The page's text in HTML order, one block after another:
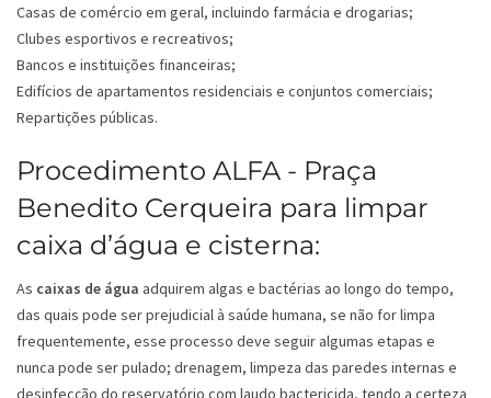
Casas de comércio em geral, incluindo farmácia e drogarias;
Clubes esportivos e recreativos;
Bancos e instituições financeiras;
Edifícios de apartamentos residenciais e conjuntos comerciais;
Repartições públicas.
Procedimento ALFA - Praça
Benedito Cerqueira para limpar
caixa d’água e cisterna:
As caixas de água adquirem algas e bactérias ao longo do tempo,
das quais pode ser prejudicial à saúde humana, se não for limpa
frequentemente, esse processo deve seguir algumas etapas e
nunca pode ser pulado; drenagem, limpeza das paredes internas e
desinfecção do reservatório com laudo bactericida, tendo a certeza